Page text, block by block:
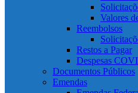
Valores
Reembolsos
Restos a Pagar
Despesas
Documentos Públicos
Emendas